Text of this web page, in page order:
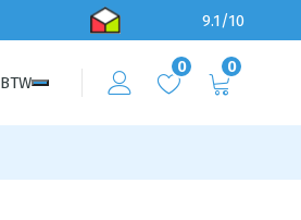
9.1/10
BTW
0 0